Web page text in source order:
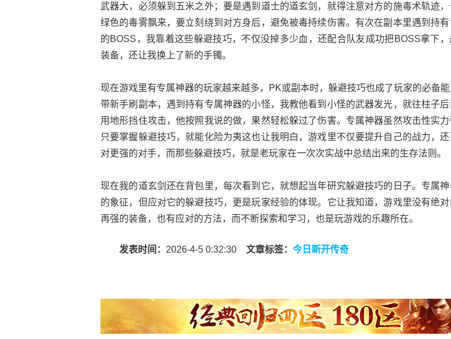
武器大，必须躲到五米之外；要是遇到道士的道玄剑，就得注意对方的施毒术轨迹，
绿色的毒雾飘来，要立刻绕到对方身后，避免被毒持续伤害。有次在副本里遇到持
的BOSS，我靠着这些躲避技巧，不仅没掉多少血，还配合队友成功把BOSS拿下，
装备，还让我换上了新的手镯。
现在游戏里有专属神器的玩家越来越多，PK或副本时，躲避技巧也成了玩家的必备
带新手刷副本，遇到持有专属神器的小怪，我教他看到小怪的武器发光，就往柱子后
用地形挡住攻击，他按照我说的做，果然轻松躲过了伤害。专属神器虽然攻击性实力
只要掌握躲避技巧，就能化险为夷这也让我明白，游戏里不仅要提升自己的战力，
对更强的对手，而那些躲避技巧，就是老玩家在一次次实战中总结出来的生存法则。
现在我的道玄剑还在背包里，每次看到它，就想起当年研究躲避技巧的日子。专属
的象征，但应对它的躲避技巧，更是玩家经验的体现。它让我知道，游戏里没有绝对
再强的装备，也有应对的方法，而不断探索和学习，也是玩游戏的乐趣所在。
发表时间： 2026-4-5 0:32:30 文章标签： 今日新开传奇